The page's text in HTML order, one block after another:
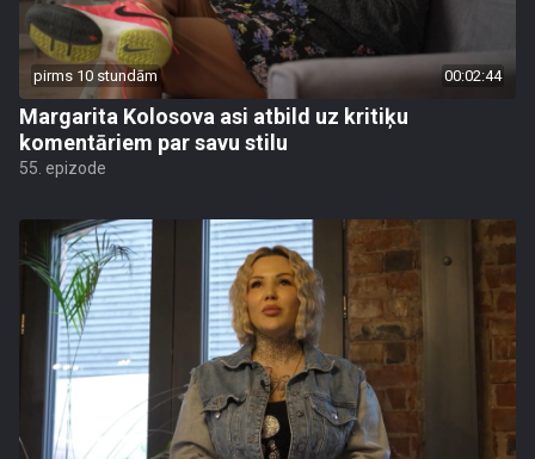
pirms 10 stundām 00:02:44
Margarita Kolosova asi atbild uz kritiķu
komentāriem par savu stilu
55. epizode